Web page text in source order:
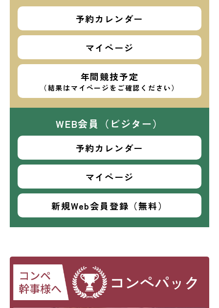
予約カレンダー
マイページ
年間競技予定
（結果はマイページをご確認ください）
WEB会員（ビジター）
予約カレンダー
マイページ
新規Web会員登録（無料）